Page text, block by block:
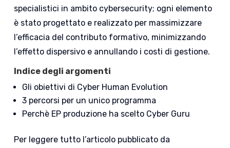
specialistici in ambito cybersecurity; ogni elemento
è stato progettato e realizzato per massimizzare
l’efficacia del contributo formativo, minimizzando
l’effetto dispersivo e annullando i costi di gestione.
Indice degli argomenti
Gli obiettivi di Cyber Human Evolution
3 percorsi per un unico programma
Perchè EP produzione ha scelto Cyber Guru
Per leggere tutto l’articolo pubblicato da